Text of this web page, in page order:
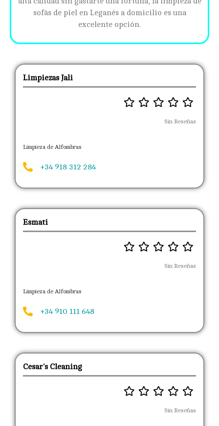
sofás de piel en Leganés a domicilio es una
excelente opción.
Limpiezas Jali
Sin Reseñas
Limpieza de Alfombras
+34 918 312 284
Esmati
Sin Reseñas
Limpieza de Alfombras
+34 910 111 648
Cesar's Cleaning
Sin Reseñas